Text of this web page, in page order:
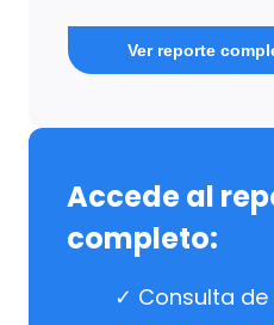
Ver reporte
Accede al
completo:
✓ Consulta